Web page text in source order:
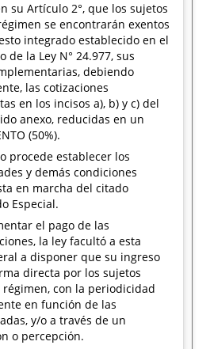
su Artículo 2°, que los sujetos
se encontrarán exentos
integrado establecido en el
de la Ley N° 24.977, sus
debiendo
las cotizaciones
en los incisos a), b) y c) del
anexo, reducidas en un
(50%).
procede establecer los
y demás condiciones
en marcha del citado
Especial.
el pago de las
la ley facultó a esta
a disponer que su ingreso
directa por los sujetos
con la periodicidad
en función de las
y/o a través de un
o percepción.